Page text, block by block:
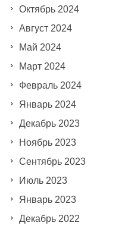
Октябрь 2024
Август 2024
Май 2024
Март 2024
Февраль 2024
Январь 2024
Декабрь 2023
Ноябрь 2023
Сентябрь 2023
Июль 2023
Январь 2023
Декабрь 2022